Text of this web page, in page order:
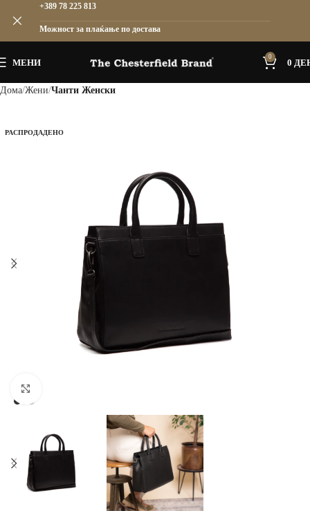
МЕНИ
0
0
Дома Жени Чанти Женски
РАСПРОДАДЕНО
+389 78 225 813
Можност за плаќање по достава